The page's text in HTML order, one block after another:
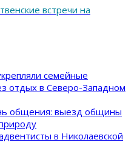
встречи на
семейные
отдых в Северо-Западном
общения: выезд общины
в Николаевской